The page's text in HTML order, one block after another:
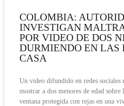
COLOMBIA:
INVESTIGAN
POR VIDEO DE DOS
DURMIENDO EN LAS
CASA
Un video difundido en redes sociales
mostrar a dos menores de edad
ventana protegida con rejas en una